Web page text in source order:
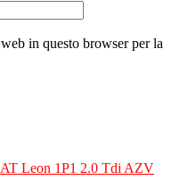
in questo browser per la